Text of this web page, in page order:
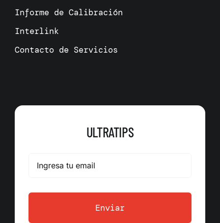
Informe de Calibración
Interlink
Contacto de Servicios
ULTRATIPS
Enviar